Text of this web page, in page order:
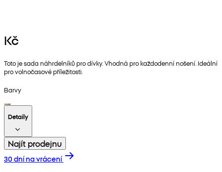
Kč
Toto je sada náhrdelníků pro dívky. Vhodná pro každodenní nošení. Ideální
pro volnočasové příležitosti.
Barvy
Detaily
Najít prodejnu
30 dní na vrácení